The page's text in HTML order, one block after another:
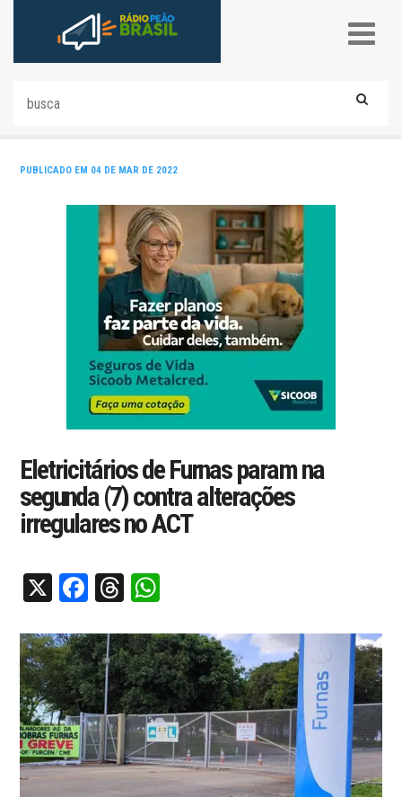
PUBLICADO EM 04 DE MAR DE 2022
Eletricitários de Furnas param na
segunda (7) contra alterações
irregulares no ACT
X Facebook
Threads